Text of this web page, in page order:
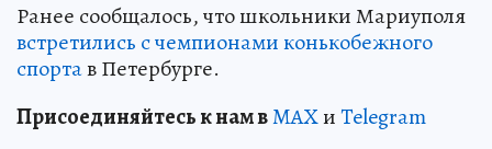
Ранее сообщалось, что школьники Мариуполя
встретились с чемпионами конькобежного
спортав Петербурге.
Присоединяйтесь к нам вMAXиTelegram